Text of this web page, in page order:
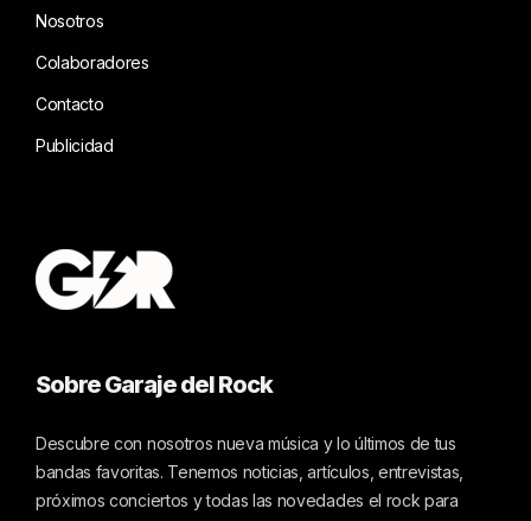
Nosotros
Colaboradores
Contacto
Publicidad
Sobre Garaje del Rock
Descubre con nosotros nueva música y lo últimos de tus
bandas favoritas. Tenemos noticias, artículos, entrevistas,
próximos conciertos y todas las novedades el rock para